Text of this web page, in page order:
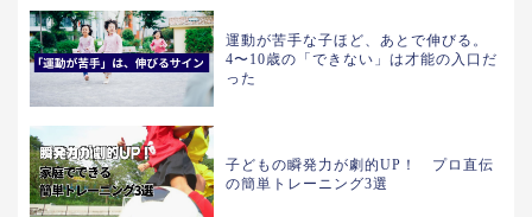
運動が苦手な子ほど、あとで伸びる。
4〜10歳の「できない」は才能の入口だ
った
子どもの瞬発力が劇的UP！ プロ直伝
の簡単トレーニング3選